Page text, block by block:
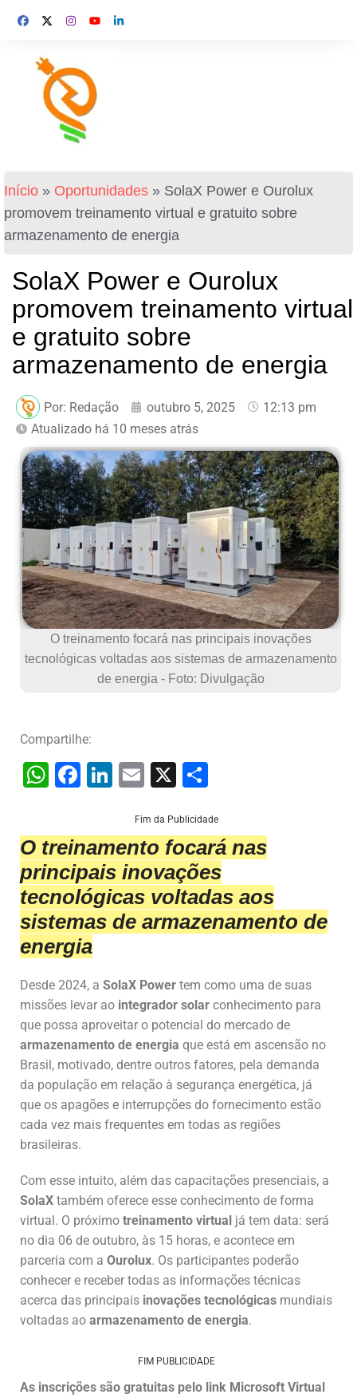
Início » Oportunidades » SolaX Power e Ourolux
promovem treinamento virtual e gratuito sobre
armazenamento de energia
SolaX Power e Ourolux
promovem treinamento virtual
e gratuito sobre
armazenamento de energia
Por: Redação outubro 5, 2025
12:13 pm
Atualizado há 10 meses atrás
O treinamento focará nas principais inovações
tecnológicas voltadas aos sistemas de armazenamento
de energia - Foto: Divulgação
Compartilhe:
W
s
A
p
p
F
e
b
o
o
k
Li
e
dI
n
E
ai
l
X
ar
e
Fim da Publicidade
O treinamento focará nas
principais inovações
tecnológicas voltadas aos
sistemas de armazenamento de
energia
Desde 2024, a SolaX Power tem como uma de suas
missões levar ao integrador solar conhecimento para
que possa aproveitar o potencial do mercado de
armazenamento de energia que está em ascensão no
Brasil, motivado, dentre outros fatores, pela demanda
da população em relação à segurança energética, já
que os apagões e interrupções do fornecimento estão
cada vez mais frequentes em todas as regiões
brasileiras.
Com esse intuito, além das capacitações presenciais, a
SolaX também oferece esse conhecimento de forma
virtual. O próximo treinamento virtual já tem data: será
no dia 06 de outubro, às 15 horas, e acontece em
parceria com a Ourolux. Os participantes poderão
conhecer e receber todas as informações técnicas
acerca das principais inovações tecnológicas mundiais
voltadas ao armazenamento de energia.
FIM PUBLICIDADE
As inscrições são gratuitas pelo link Microsoft Virtual